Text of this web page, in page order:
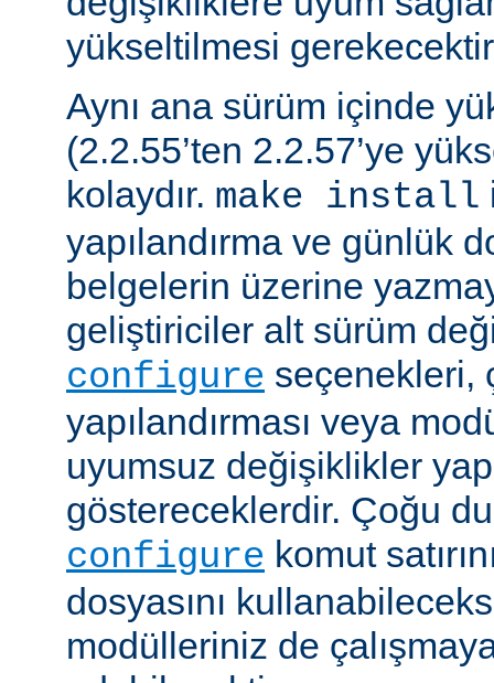
yükseltilmesi
Aynı ana sürüm içinde
(2.2.55’ten 2.2.57’ye
kolaydır. make install
yapılandırma ve günlük
belgelerin üzerine
geliştiriciler alt sürüm
configure seçenekleri,
yapılandırması veya
uyumsuz değişiklikler
göstereceklerdir. Çoğu
configure komut
dosyasını
modülleriniz de